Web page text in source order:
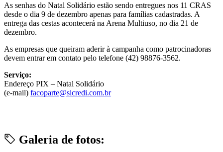
As senhas do Natal Solidário estão sendo entregues nos 11 CRAS
desde o dia 9 de dezembro apenas para famílias cadastradas. A
entrega das cestas acontecerá na Arena Multiuso, no dia 21 de
dezembro.
As empresas que queiram aderir à campanha como patrocinadoras
devem entrar em contato pelo telefone (42) 98876-3562.
Serviço:
Endereço PIX – Natal Solidário
(e-mail) facoparte@sicredi.com.br
Galeria de fotos: